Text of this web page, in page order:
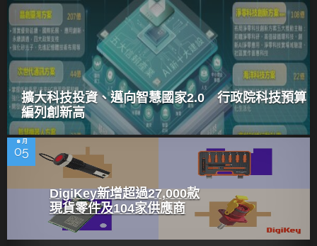
擴大科技投資、邁向智慧國家2.0 行政院科技預算
編列創新高
8 月
05
DigiKey新增超過27,000款
現貨零件及104家供應商